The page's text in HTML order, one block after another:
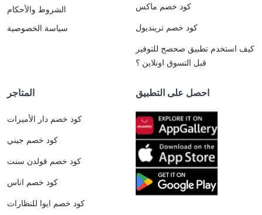
الشروط والأحكام
سياسة الخصوصية
كود خصم ماكس
كود خصم ترينديول
كيف استخدم تطبيق صحصح للتوفير
قبل التسوق اونلاين ؟
المتاجر
كود خصم دار الأميرات
كود خصم جيني
كود خصم قولدن سنت
كود خصم اناس
كود خصم ايوا للنظارات
احصل على التطبيق